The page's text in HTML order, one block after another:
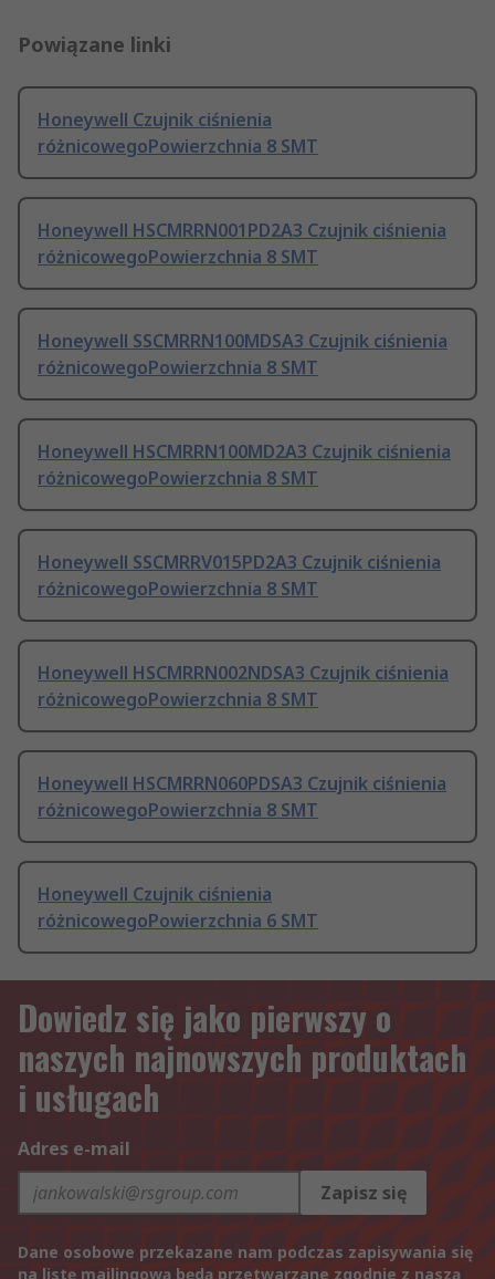
Powiązane linki
Honeywell Czujnik ciśnienia
różnicowegoPowierzchnia 8 SMT
Honeywell HSCMRRN001PD2A3 Czujnik ciśnienia
różnicowegoPowierzchnia 8 SMT
Honeywell SSCMRRN100MDSA3 Czujnik ciśnienia
różnicowegoPowierzchnia 8 SMT
Honeywell HSCMRRN100MD2A3 Czujnik ciśnienia
różnicowegoPowierzchnia 8 SMT
Honeywell SSCMRRV015PD2A3 Czujnik ciśnienia
różnicowegoPowierzchnia 8 SMT
Honeywell HSCMRRN002NDSA3 Czujnik ciśnienia
różnicowegoPowierzchnia 8 SMT
Honeywell HSCMRRN060PDSA3 Czujnik ciśnienia
różnicowegoPowierzchnia 8 SMT
Honeywell Czujnik ciśnienia
różnicowegoPowierzchnia 6 SMT
Dowiedz się jako pierwszy o
naszych najnowszych produktach
i usługach
Adres e-mail
Zapisz się
Dane osobowe przekazane nam podczas zapisywania się
na listę mailingową będą przetwarzane zgodnie z naszą